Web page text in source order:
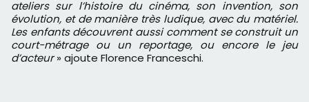
ateliers sur l’histoire du cinéma, son invention, son
évolution, et de manière très ludique, avec du matériel.
Les enfants découvrent aussi comment se construit un
court-métrage ou un reportage, ou encore le jeu
d’acteur» ajoute Florence Franceschi.